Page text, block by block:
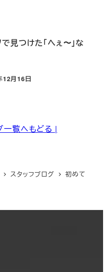
で見つけた「へぇ〜」な
12月16日
一覧へもどる |
スタッフブログ
初めて